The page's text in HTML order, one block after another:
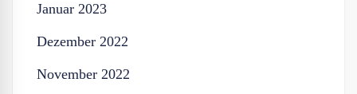
Januar 2023
Dezember 2022
November 2022